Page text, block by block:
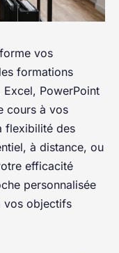
vos
formations
PowerPoint
cours à vos
flexibilité des
à distance, ou
efficacité
personnalisée
vos objectifs